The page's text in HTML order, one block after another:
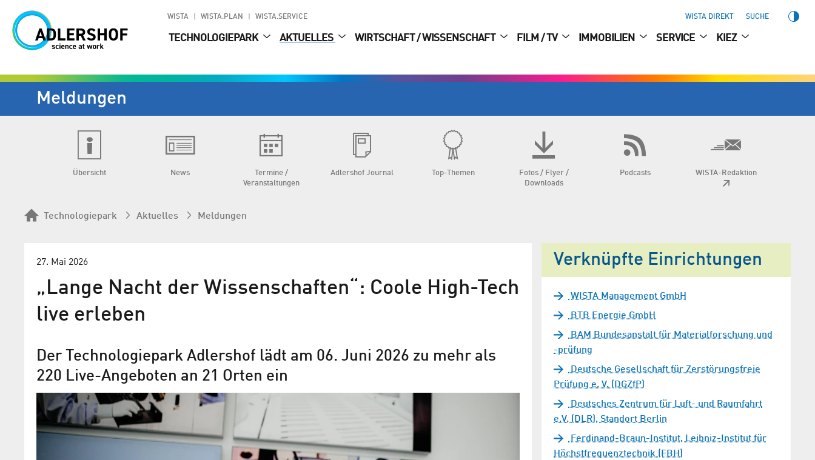
WISTA WISTA.PLAN WISTA.SERVICE WISTA DIREKT SUCHE
TECHNOLOGIEPARK AKTUELLES WIRTSCHAFT / WISSENSCHAFT FILM / TV IMMOBILIEN SERVICE KIEZ
Meldungen
Übersicht News
Termine /
Veranstaltungen
Adlershof Journal Top-Themen
Fotos / Flyer /
Downloads
Podcasts WISTA-Redaktion
Technologiepark Aktuelles Meldungen
27. Mai 2026
„Lange Nacht der Wissenschaften“: Coole High-Tech
live erleben
Der Technologiepark Adlershof lädt am 06. Juni 2026 zu mehr als
220 Live-Angeboten an 21 Orten ein
Verknüpfte Einrichtungen
WISTA Management GmbH
BTB Energie GmbH
BAM Bundesanstalt für Materialforschung und
-prüfung
Deutsche Gesellschaft für Zerstörungsfreie
Prüfung e. V. (DGZfP)
Deutsches Zentrum für Luft- und Raumfahrt
e.V. (DLR), Standort Berlin
Ferdinand-Braun-Institut, Leibniz-Institut für
Höchstfrequenztechnik (FBH)